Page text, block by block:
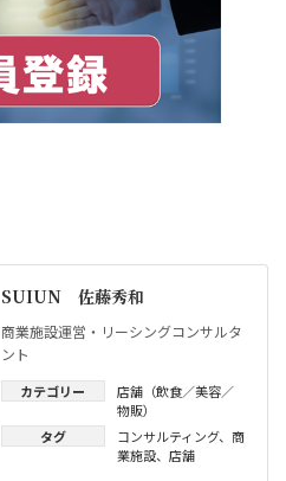
SUIUN 佐藤秀和
商業施設運営・リーシングコンサルタ
ント
カテゴリー
店舗（飲食／美容／
物販）
タグ
コンサルティング、 商
業施設、 店舗